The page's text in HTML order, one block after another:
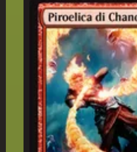
Piroelica di Chandra